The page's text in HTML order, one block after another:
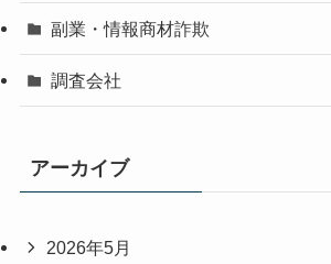
副業・情報商材詐欺
調査会社
アーカイブ
2026年5月